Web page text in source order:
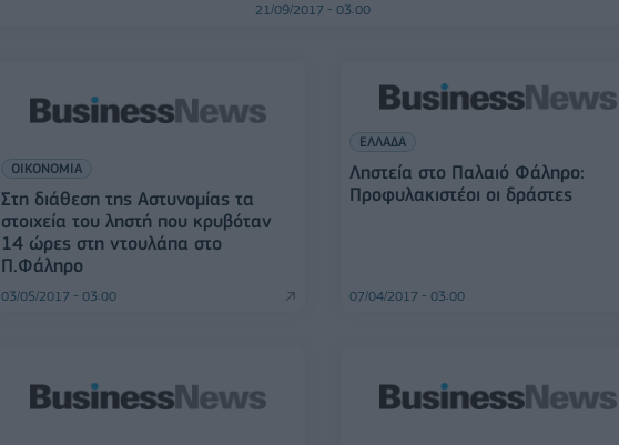
21/09/2017 - 03:00
ΟΙΚΟΝΟΜΙΑ
Στη διάθεση της Αστυνομίας τα
στοιχεία του ληστή που κρυβόταν
14 ώρες στη ντουλάπα στο
Π.Φάληρο
03/05/2017 - 03:00
ΕΛΛΑΔΑ
Ληστεία στο Παλαιό Φάληρο:
Προφυλακιστέοι οι δράστες
07/04/2017 - 03:00